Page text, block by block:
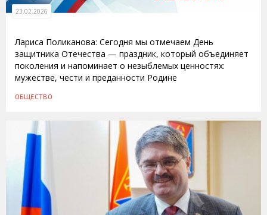
23.02.2026
Лариса Поликанова: Сегодня мы отмечаем День
защитника Отечества — праздник, который объединяет
поколения и напоминает о незыблемых ценностях:
мужестве, чести и преданности Родине
ОБЩЕСТВО